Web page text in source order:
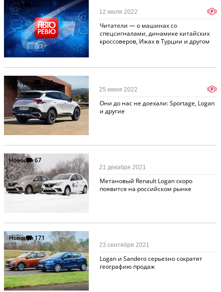
Письма56
Читатели — о машинах со
спецсигналами, динамике китайских
кроссоверов, Ижах в Турции и другом
12 июля 2022 p
Авторынок460
Они до нас не доехали: Sportage, Logan
и другие
25 июня 2022 p
Новости67
Метановый Renault Logan скоро
появится на российском рынке
21 декабря 2021
Новости171
Logan и Sandero серьезно сократят
географию продаж
23 сентября 2021